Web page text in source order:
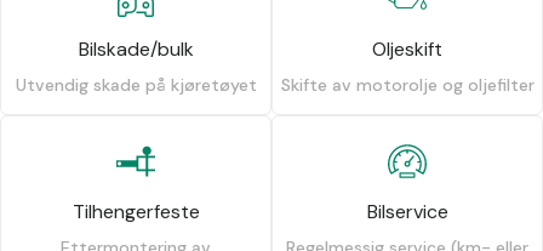
Bilskade/bulk
Utvendig skade på kjøretøyet
Oljeskift
Skifte av motorolje og oljefilter
Tilhengerfeste Bilservice